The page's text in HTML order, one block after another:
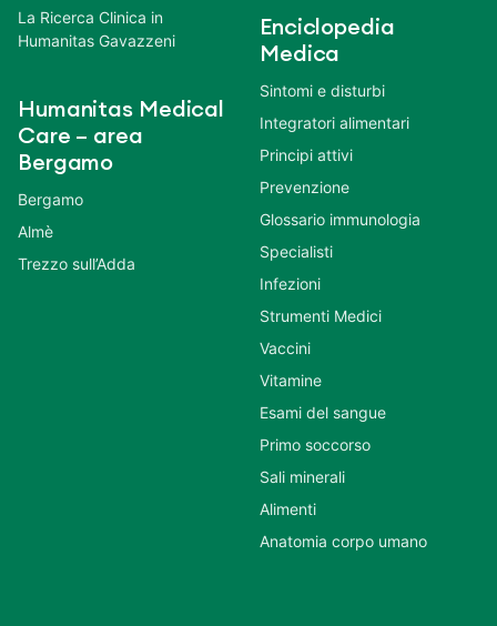
La Ricerca Clinica in
Humanitas Gavazzeni
Humanitas Medical
Care – area
Bergamo
Bergamo
Almè
Trezzo sull’Adda
Enciclopedia
Medica
Sintomi e disturbi
Integratori alimentari
Principi attivi
Prevenzione
Glossario immunologia
Specialisti
Infezioni
Strumenti Medici
Vaccini
Vitamine
Esami del sangue
Primo soccorso
Sali minerali
Alimenti
Anatomia corpo umano